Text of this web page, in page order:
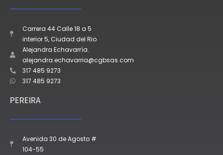
Carrera 44 Calle 18 a 5
interior 5, Ciudad del Rio
Alejandra Echavarría.
alejandra.echavarria@cgbsas.com
317 485 9273
317 485 9273
PEREIRA
Avenida 30 de Agosto #
104-55